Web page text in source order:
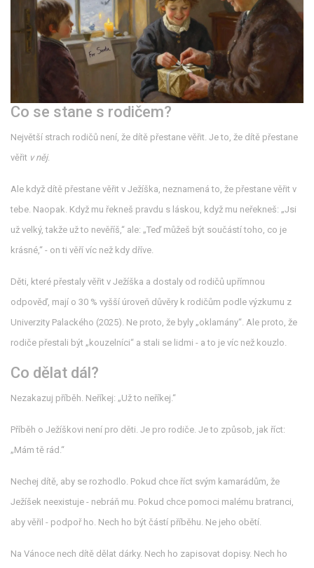
Co se stane s rodičem?
Největší strach rodičů není, že dítě přestane věřit. Je to, že dítě přestane
věřit v něj.
Ale když dítě přestane věřit v Ježíška, neznamená to, že přestane věřit v
tebe. Naopak. Když mu řekneš pravdu s láskou, když mu neřekneš: „Jsi
už velký, takže už to nevěříš,“ ale: „Teď můžeš být součástí toho, co je
krásné,“ - on ti věří víc než kdy dříve.
Děti, které přestaly věřit v Ježíška a dostaly od rodičů upřímnou
odpověď, mají o 30 % vyšší úroveň důvěry k rodičům podle výzkumu z
Univerzity Palackého (2025). Ne proto, že byly „oklamány“. Ale proto, že
rodiče přestali být „kouzelníci“ a stali se lidmi - a to je víc než kouzlo.
Co dělat dál?
Nezakazuj příběh. Neříkej: „Už to neříkej.“
Příběh o Ježíškovi není pro děti. Je pro rodiče. Je to způsob, jak říct:
„Mám tě rád.“
Nechej dítě, aby se rozhodlo. Pokud chce říct svým kamarádům, že
Ježíšek neexistuje - nebráň mu. Pokud chce pomoci malému bratranci,
aby věřil - podpoř ho. Nech ho být částí příběhu. Ne jeho obětí.
Na Vánoce nech dítě dělat dárky. Nech ho zapisovat dopisy. Nech ho